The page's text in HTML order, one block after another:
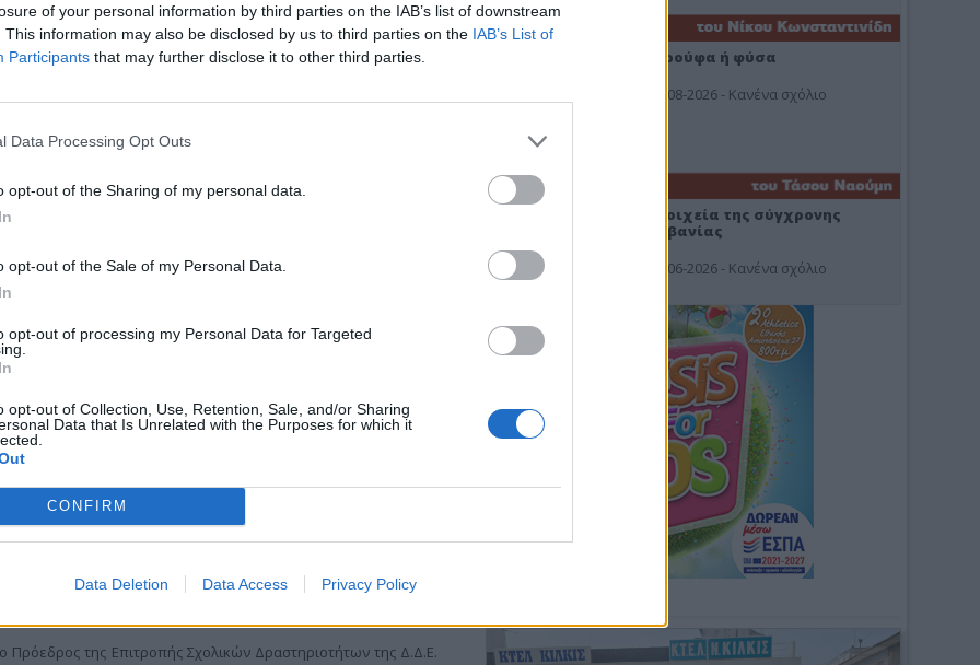
of your personal information by third parties on the IAB’s list of downstream
This information may also be disclosed by us to third parties on the IAB’s List of
Participants that may further disclose it to other third parties.
Data Processing Opt Outs
opt-out of the Sharing of my personal data.
opt-out of the Sale of my Personal Data.
opt-out of processing my Personal Data for Targeted
opt-out of Collection, Use, Retention, Sale, and/or Sharing
Data that Is Unrelated with the Purposes for which it
CONFIRM
Data Deletion Data Access Privacy Policy
Υπαλλήλων Νομού Κιλκίς σε ανακοίνωσή του τονίζει
Π.Δ. 100/2003 (Τοποθετήσεις-μεταθέσεις-αποσπάσεις του
να τροποποιηθούν, άλλες να βελτιωθούν και κάποιες νέες
αυτό να γίνει ποιό δίκαιο και αντικειμενικό.
με τον κώδικα μεταθέσεων είναι οι κάτωθι:
ώρες της Κυριακής 18 Νοεμβρίου, από αστυνομικούς του
Κιλκίς, ένας ημεδαπός 20 ετών, για κλοπή υλικού του Ο.Σ.Ε.
τον προαναφερόμενο να κινείται με το Ι.Χ. Επιβατηγό
έλεγχο στο πορτ μπαγκάζ του οχήματος βρέθηκαν
χάλκινων καλωδίων μήκους περίπου 60 μέτρων.
της Επιτροπής Σχολικών Δραστηριοτήτων της Δ.Δ.Ε.
Ή ρούφα ή φύσα
03-08-2026 - Κανένα σχόλιο
Στοιχεία της σύγχρονης
Αλβανίας
19-06-2026 - Κανένα σχόλιο